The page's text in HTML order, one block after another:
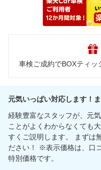
車検ご成約でBOXティッ
元気いっぱい対応します！
経験豊富なスタッフが、元
ことがよくわからなくても
すくご説明します。 まずは
ださい！ ※表示価格は、口
特別価格です。